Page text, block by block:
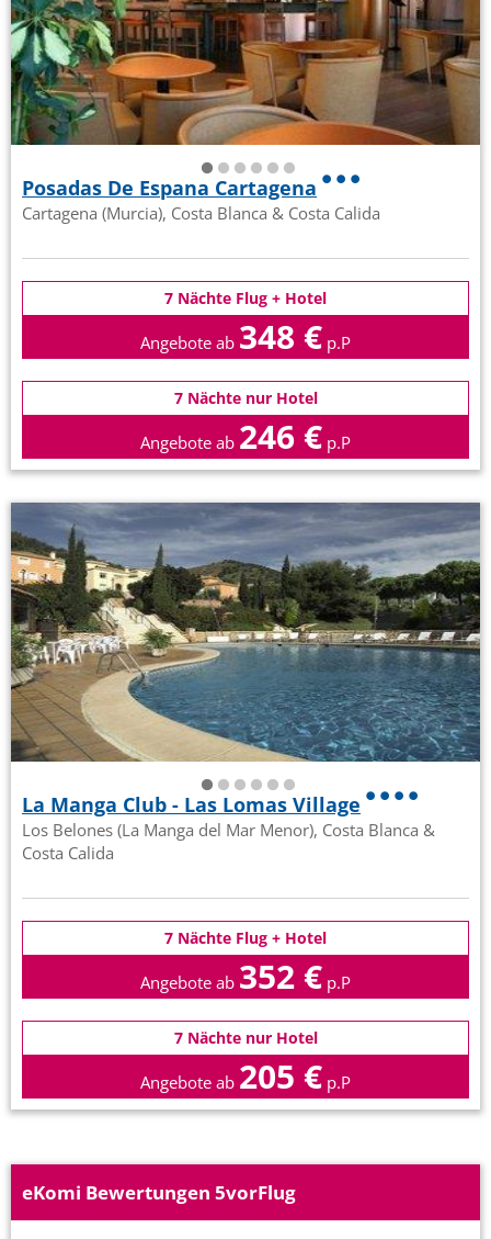
Posadas De Espana Cartagena
Cartagena (Murcia), Costa Blanca & Costa Calida
7 Nächte Flug + Hotel
Angebote ab 348 € p.P
7 Nächte nur Hotel
Angebote ab 246 € p.P
La Manga Club - Las Lomas Village
Los Belones (La Manga del Mar Menor), Costa Blanca &
Costa Calida
7 Nächte Flug + Hotel
Angebote ab 352 € p.P
7 Nächte nur Hotel
Angebote ab 205 € p.P
eKomi Bewertungen 5vorFlug